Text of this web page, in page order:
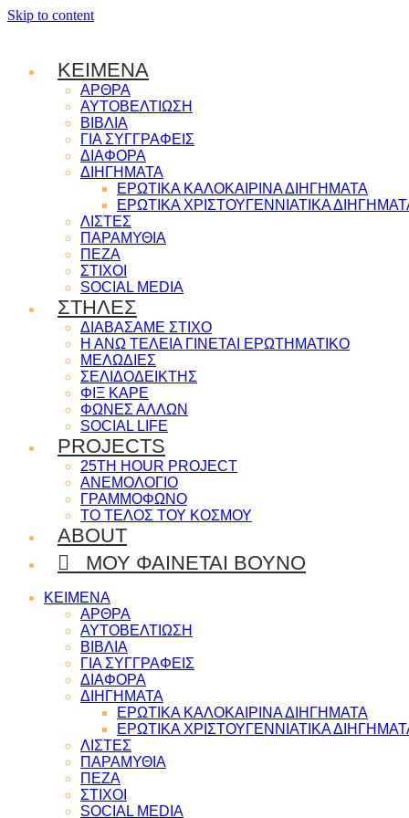
Skip to content
ΚΕΙΜΕΝΑ
ΑΡΘΡΑ
ΑΥΤΟΒΕΛΤΙΩΣΗ
ΒΙΒΛΙΑ
ΓΙΑ ΣΥΓΓΡΑΦΕΙΣ
ΔΙΑΦΟΡΑ
ΔΙΗΓΗΜΑΤΑ
ΕΡΩΤΙΚΑ ΚΑΛΟΚΑΙΡΙΝΑ ΔΙΗΓΗΜΑΤΑ
ΕΡΩΤΙΚΑ ΧΡΙΣΤΟΥΓΕΝΝΙΑΤΙΚΑ
ΛΙΣΤΕΣ
ΠΑΡΑΜΥΘΙΑ
ΠΕΖΑ
ΣΤΙΧΟΙ
SOCIAL MEDIA
ΣΤΗΛΕΣ
ΔΙΑΒΑΣΑΜΕ ΣΤΙΧΟ
Η ΑΝΩ ΤΕΛΕΙΑ ΓΙΝΕΤΑΙ ΕΡΩΤΗΜΑΤΙΚΟ
ΜΕΛΩΔΙΕΣ
ΣΕΛΙΔΟΔΕΙΚΤΗΣ
ΦΙΞ ΚΑΡΕ
ΦΩΝΕΣ ΑΛΛΩΝ
SOCIAL LIFE
PROJECTS
25TH HOUR PROJECT
ΑΝΕΜΟΛΟΓΙΟ
ΓΡΑΜΜΟΦΩΝΟ
ΤΟ ΤΕΛΟΣ ΤΟΥ ΚΟΣΜΟΥ
ABOUT
ΜΟΥ ΦΑΙΝΕΤΑΙ ΒΟΥΝΟ
ΚΕΙΜΕΝΑ
ΑΡΘΡΑ
ΑΥΤΟΒΕΛΤΙΩΣΗ
ΒΙΒΛΙΑ
ΓΙΑ ΣΥΓΓΡΑΦΕΙΣ
ΔΙΑΦΟΡΑ
ΔΙΗΓΗΜΑΤΑ
ΕΡΩΤΙΚΑ ΚΑΛΟΚΑΙΡΙΝΑ ΔΙΗΓΗΜΑΤΑ
ΕΡΩΤΙΚΑ ΧΡΙΣΤΟΥΓΕΝΝΙΑΤΙΚΑ
ΛΙΣΤΕΣ
ΠΑΡΑΜΥΘΙΑ
ΠΕΖΑ
ΣΤΙΧΟΙ
SOCIAL MEDIA